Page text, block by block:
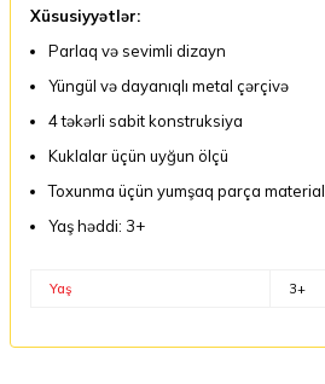
Xüsusiyyətlər:
Parlaq və sevimli dizayn
Yüngül və dayanıqlı metal çərçivə
4 təkərli sabit konstruksiya
Kuklalar üçün uyğun ölçü
Toxunma üçün yumşaq parça material
Yaş həddi: 3+
Yaş 3+